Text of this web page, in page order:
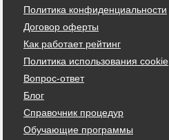
Политика конфиденциальности
Договор оферты
Как работает рейтинг
Политика использования cookie
Вопрос-ответ
Блог
Справочник процедур
Обучающие программы